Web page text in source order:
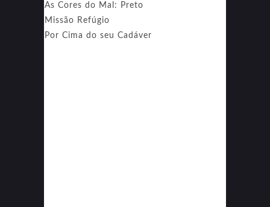
As Cores do Mal: Preto
Missão Refúgio
Por Cima do seu Cadáver